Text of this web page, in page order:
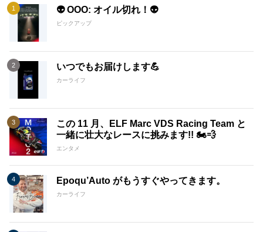
👽 OOO: オイル切れ！👽
ピックアップ
いつでもお届けします💪
カーライフ
この 11 月、ELF Marc VDS Racing Team と
一緒に壮大なレースに挑みます!! 🏍️💨
エンタメ
Epoqu’Auto がもうすぐやってきます。
カーライフ